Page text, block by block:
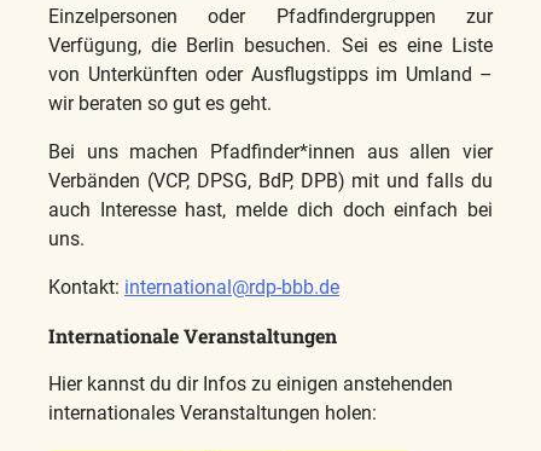
Einzelpersonen oder Pfadfindergruppen zur
Verfügung, die Berlin besuchen. Sei es eine Liste
von Unterkünften oder Ausflugstipps im Umland –
wir beraten so gut es geht.
Bei uns machen Pfadfinder*innen aus allen vier
Verbänden (VCP, DPSG, BdP, DPB) mit und falls du
auch Interesse hast, melde dich doch einfach bei
uns.
Kontakt: international@rdp-bbb.de
Internationale Veranstaltungen
Hier kannst du dir Infos zu einigen anstehenden
internationales Veranstaltungen holen: